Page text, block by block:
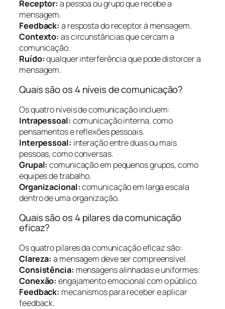
Receptor: a pessoa ou grupo que recebe a
mensagem.
Feedback: a resposta do receptor à mensagem.
Contexto: as circunstâncias que cercam a
comunicação.
Ruído:qualquer interferência que pode distorcer a
mensagem.
Quais são os 4 níveis de comunicação?
Os quatro níveis de comunicação incluem:
Intrapessoal: comunicação interna, como
pensamentos e reflexões pessoais.
Interpessoal: interação entre duas ou mais
pessoas, como conversas.
Grupal: comunicação em pequenos grupos, como
equipes de trabalho.
Organizacional:comunicação em larga escala
dentro de uma organização.
Quais são os 4 pilares da comunicação
eficaz?
Os quatro pilares da comunicação eficaz são:
Clareza: a mensagem deve ser compreensível.
Consistência: mensagens alinhadas e uniformes.
Conexão: engajamento emocional com o público.
Feedback: mecanismos para receber e aplicar
feedback.